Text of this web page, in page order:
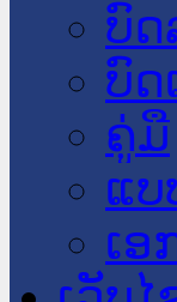
ບົດ
ບົດ
ຄູ່ມື
ແ
ເອ